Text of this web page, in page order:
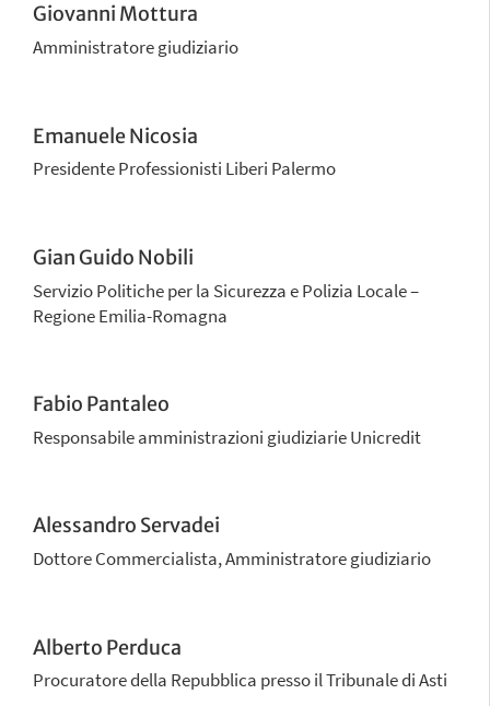
Giovanni Mottura
Amministratore giudiziario
Emanuele Nicosia
Presidente Professionisti Liberi Palermo
Gian Guido Nobili
Servizio Politiche per la Sicurezza e Polizia Locale –
Regione Emilia-Romagna
Fabio Pantaleo
Responsabile amministrazioni giudiziarie Unicredit
Alessandro Servadei
Dottore Commercialista, Amministratore giudiziario
Alberto Perduca
Procuratore della Repubblica presso il Tribunale di Asti